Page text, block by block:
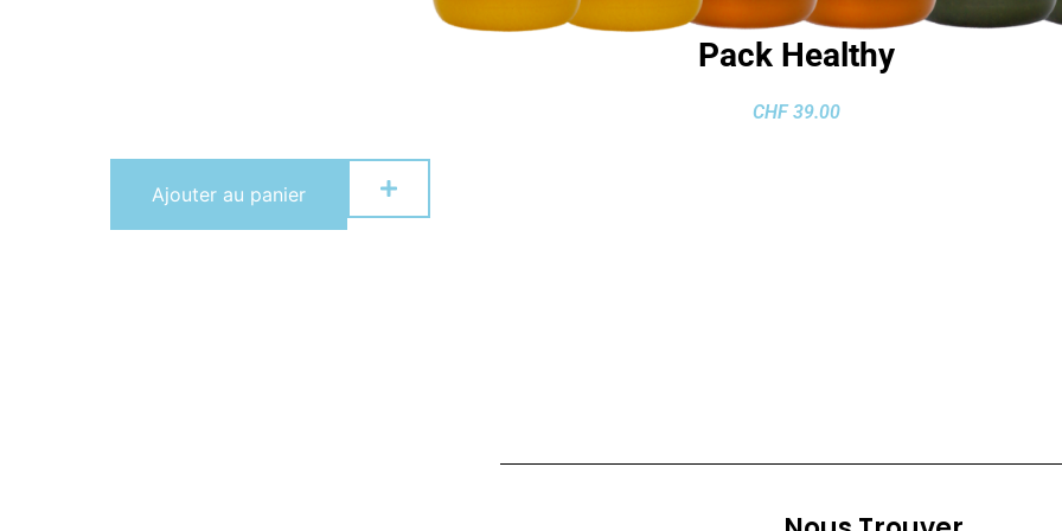
Pack Healthy
CHF39.00
Ajouter au panier